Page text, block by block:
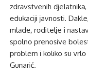
zdravstvenih
edukaciji javnosti.
mlade, roditelje i
spolno prenosive
problem i koliko su
Gunarić.